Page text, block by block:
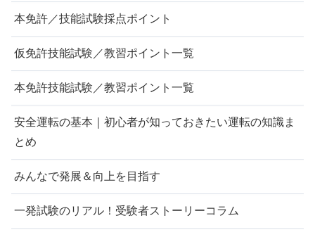
本免許／技能試験採点ポイント
仮免許技能試験／教習ポイント一覧
本免許技能試験／教習ポイント一覧
安全運転の基本｜初心者が知っておきたい運転の知識ま
とめ
みんなで発展＆向上を目指す
一発試験のリアル！受験者ストーリーコラム